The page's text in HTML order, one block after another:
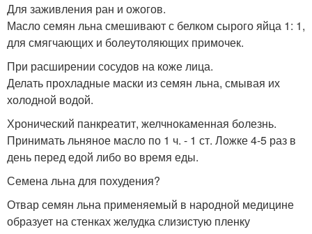
Для заживления ран и ожогов.
Масло семян льна смешивают с белком сырого яйца 1: 1,
для смягчающих и болеутоляющих примочек.
При расширении сосудов на коже лица.
Делать прохладные маски из семян льна, смывая их
холодной водой.
Хронический панкреатит, желчнокаменная болезнь.
Принимать льняное масло по 1 ч. - 1 ст. Ложке 4-5 раз в
день перед едой либо во время еды.
Семена льна для похудения?
Отвар семян льна применяемый в народной медицине
образует на стенках желудка слизистую пленку